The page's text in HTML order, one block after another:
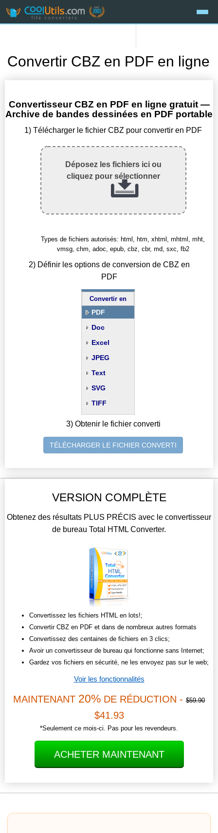
Convertir CBZ en PDF en ligne
Convertisseur CBZ en PDF en ligne gratuit —
Archive de bandes dessinées en PDF portable
1) Télécharger le fichier CBZ pour convertir en PDF
Déposez les fichiers ici ou
cliquez pour sélectionner
Types de fichiers autorisés: html, htm, xhtml, mhtml, mht,
vmsg, chm, adoc, epub, cbz, cbr, md, sxc, fb2
2) Définir les options de conversion de CBZ en
PDF
Convertir en
PDF
Doc
Excel
JPEG
Text
SVG
TIFF
3) Obtenir le fichier converti
TÉLÉCHARGER LE FICHIER CONVERTI
VERSION COMPLÈTE
Obtenez des résultats PLUS PRÉCIS avec le convertisseur
de bureau Total HTML Converter.
Convertissez les fichiers HTML en lots!;
Convertir CBZ en PDF et dans de nombreux autres formats
Convertissez des centaines de fichiers en 3 clics;
Avoir un convertisseur de bureau qui fonctionne sans Internet;
Gardez vos fichiers en sécurité, ne les envoyez pas sur le web;
Voir les fonctionnalités
MAINTENANT 20% DE RÉDUCTION - $59.90
$41.93
*Seulement ce mois-ci. Pas pour les revendeurs.
ACHETER MAINTENANT